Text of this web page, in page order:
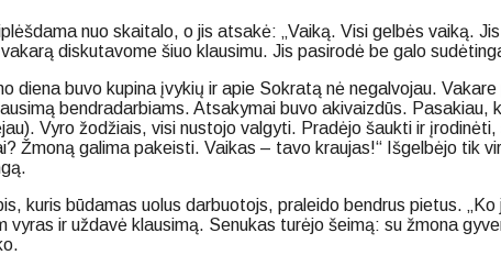
nuo skaitalo, o jis atsakė: „Vaiką. Visi gelbės vaiką.
diskutavome šiuo klausimu. Jis pasirodė be galo
buvo kupina įvykių ir apie Sokratą nė negalvojau.
bendradarbiams. Atsakymai buvo akivaizdūs.
Vyro žodžiais, visi nustojo valgyti. Pradėjo šaukti ir
Žmoną galima pakeisti. Vaikas – tavo kraujas!“ Išgelbėjo tik
kuris būdamas uolus darbuotojs, praleido bendrus pietus.
ir uždavė klausimą. Senukas turėjo šeimą: su žmona